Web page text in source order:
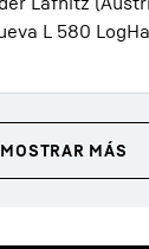
L 580